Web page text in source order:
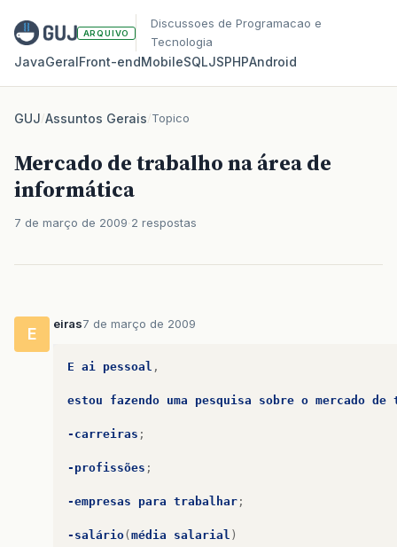
ARQUIVO
Discussoes de Programacao e
Tecnologia
JavaGeralFront‑endMobileSQLJSPHPAndroid
GUJ/Assuntos Gerais/Topico
Mercado de trabalho na área de
informática
7 de março de 2009 2 respostas
E
eiras7 de março de 2009
E ai pessoal ,
estou fazendo uma pesquisa sobre o mercado de
-carreiras ;
-profissões ;
-empresas para trabalhar ;
-salário( média salarial )